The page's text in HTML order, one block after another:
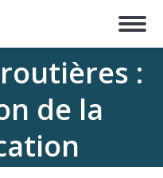
:
de la